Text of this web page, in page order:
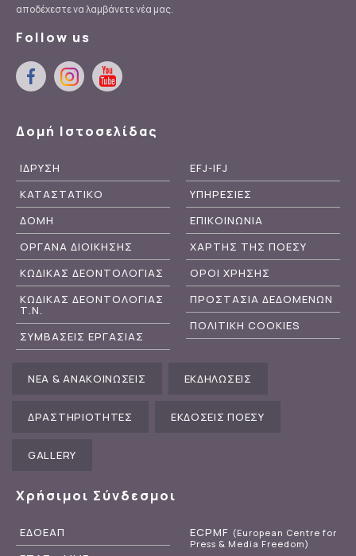
αποδέχεστε να λαμβάνετε νέα μας.
Follow us
Δομή Ιστοσελίδας
ΙΔΡΥΣΗ
ΚΑΤΑΣΤΑΤΙΚΟ
ΔΟΜΗ
ΟΡΓΑΝΑ ΔΙΟΙΚΗΣΗΣ
ΚΩΔΙΚΑΣ ΔΕΟΝΤΟΛΟΓΙΑΣ
ΚΩΔΙΚΑΣ ΔΕΟΝΤΟΛΟΓΙΑΣ
Τ.Ν.
ΣΥΜΒΑΣΕΙΣ ΕΡΓΑΣΙΑΣ
EFJ-IFJ
ΥΠΗΡΕΣΙΕΣ
ΕΠΙΚΟΙΝΩΝΙΑ
ΧΑΡΤΗΣ ΤΗΣ ΠΟΕΣΥ
ΟΡΟΙ ΧΡΗΣΗΣ
ΠΡΟΣΤΑΣΙΑ ΔΕΔΟΜΕΝΩΝ
ΠΟΛΙΤΙΚΗ COOKIES
ΝΕΑ & ΑΝΑΚΟΙΝΩΣΕΙΣ ΕΚΔΗΛΩΣΕΙΣ
ΔΡΑΣΤΗΡΙΟΤΗΤΕΣ ΕΚΔΟΣΕΙΣ ΠΟΕΣΥ
GALLERY
Χρήσιμοι Σύνδεσμοι
ΕΔΟΕΑΠ
ECPMF (European Centre for
Press & Media Freedom)